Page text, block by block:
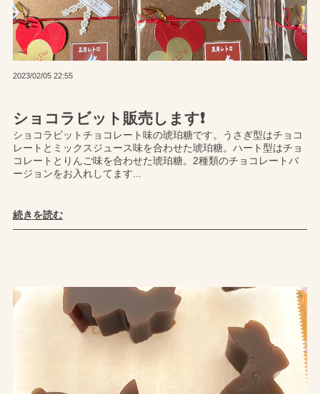
ショコラビット販売します❗️
2023/02/05 22:55
ショコラビットチョコレート味の琥珀糖です。うさぎ型はチョコ
レートとミックスジュース味を合わせた琥珀糖。ハート型はチョ
コレートとりんご味を合わせた琥珀糖。2種類のチョコレートバ
ージョンをお入れしてます...
続きを読む